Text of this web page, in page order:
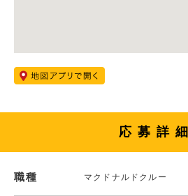
応募詳細
職種 マクドナルドクルー